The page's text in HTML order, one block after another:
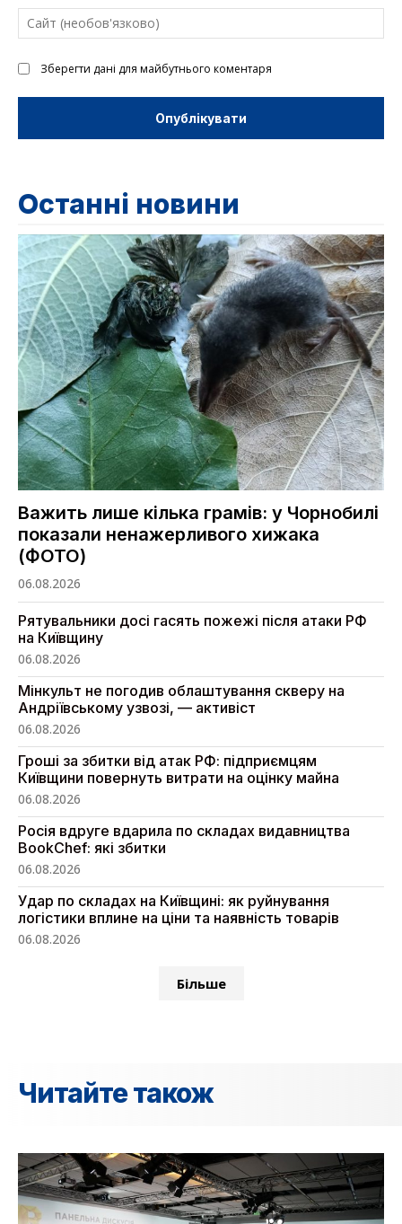
Зберегти дані для майбутнього коментаря
Останні новини
Важить лише кілька грамів: у Чорнобилі
показали ненажерливого хижака
(ФОТО)
06.08.2026
Рятувальники досі гасять пожежі після атаки РФ
на Київщину
06.08.2026
Мінкульт не погодив облаштування скверу на
Андріївському узвозі, — активіст
06.08.2026
Гроші за збитки від атак РФ: підприємцям
Київщини повернуть витрати на оцінку майна
06.08.2026
Росія вдруге вдарила по складах видавництва
BookChef: які збитки
06.08.2026
Удар по складах на Київщині: як руйнування
логістики вплине на ціни та наявність товарів
06.08.2026
Більше
Читайте також